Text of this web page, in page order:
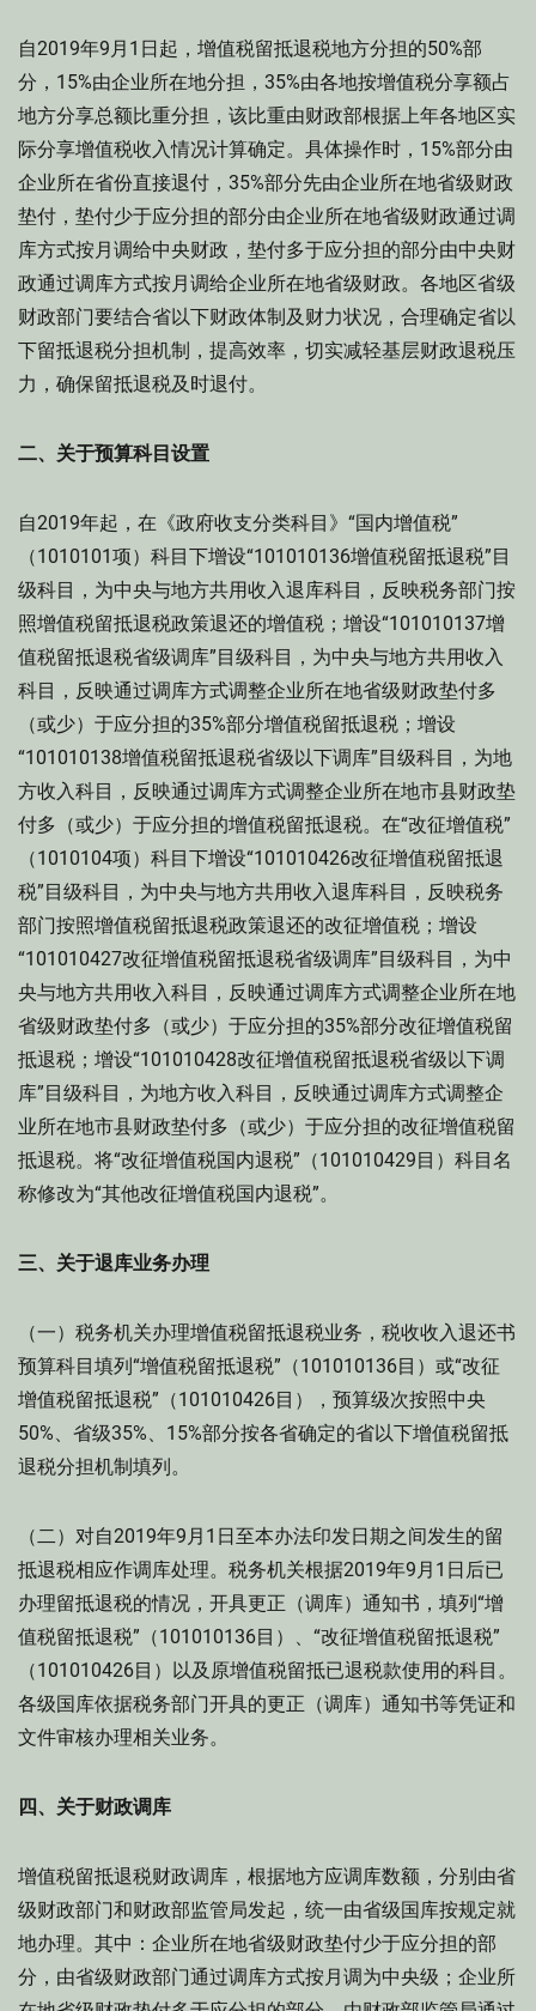
自2019年9月1日起，增值税留抵退税地方分担的50%部
分，15%由企业所在地分担，35%由各地按增值税分享额占
地方分享总额比重分担，该比重由财政部根据上年各地区实
际分享增值税收入情况计算确定。具体操作时，15%部分由
企业所在省份直接退付，35%部分先由企业所在地省级财政
垫付，垫付少于应分担的部分由企业所在地省级财政通过调
库方式按月调给中央财政，垫付多于应分担的部分由中央财
政通过调库方式按月调给企业所在地省级财政。各地区省级
财政部门要结合省以下财政体制及财力状况，合理确定省以
下留抵退税分担机制，提高效率，切实减轻基层财政退税压
力，确保留抵退税及时退付。
二、关于预算科目设置
自2019年起，在《政府收支分类科目》“国内增值税”
（1010101项）科目下增设“101010136增值税留抵退税”目
级科目，为中央与地方共用收入退库科目，反映税务部门按
照增值税留抵退税政策退还的增值税；增设“101010137增
值税留抵退税省级调库”目级科目，为中央与地方共用收入
科目，反映通过调库方式调整企业所在地省级财政垫付多
（或少）于应分担的35%部分增值税留抵退税；增设
“101010138增值税留抵退税省级以下调库”目级科目，为地
方收入科目，反映通过调库方式调整企业所在地市县财政垫
付多（或少）于应分担的增值税留抵退税。在“改征增值税”
（1010104项）科目下增设“101010426改征增值税留抵退
税”目级科目，为中央与地方共用收入退库科目，反映税务
部门按照增值税留抵退税政策退还的改征增值税；增设
“101010427改征增值税留抵退税省级调库”目级科目，为中
央与地方共用收入科目，反映通过调库方式调整企业所在地
省级财政垫付多（或少）于应分担的35%部分改征增值税留
抵退税；增设“101010428改征增值税留抵退税省级以下调
库”目级科目，为地方收入科目，反映通过调库方式调整企
业所在地市县财政垫付多（或少）于应分担的改征增值税留
抵退税。将“改征增值税国内退税”（101010429目）科目名
称修改为“其他改征增值税国内退税”。
三、关于退库业务办理
（一）税务机关办理增值税留抵退税业务，税收收入退还书
预算科目填列“增值税留抵退税”（101010136目）或“改征
增值税留抵退税”（101010426目），预算级次按照中央
50%、省级35%、15%部分按各省确定的省以下增值税留抵
退税分担机制填列。
（二）对自2019年9月1日至本办法印发日期之间发生的留
抵退税相应作调库处理。税务机关根据2019年9月1日后已
办理留抵退税的情况，开具更正（调库）通知书，填列“增
值税留抵退税”（101010136目）、“改征增值税留抵退税”
（101010426目）以及原增值税留抵已退税款使用的科目。
各级国库依据税务部门开具的更正（调库）通知书等凭证和
文件审核办理相关业务。
四、关于财政调库
增值税留抵退税财政调库，根据地方应调库数额，分别由省
级财政部门和财政部监管局发起，统一由省级国库按规定就
地办理。其中：企业所在地省级财政垫付少于应分担的部
分，由省级财政部门通过调库方式按月调为中央级；企业所